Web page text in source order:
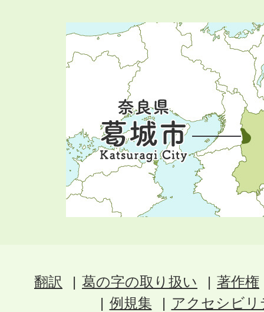
翻訳 葛の字の取り扱い
著作権
例規集
アクセシビ